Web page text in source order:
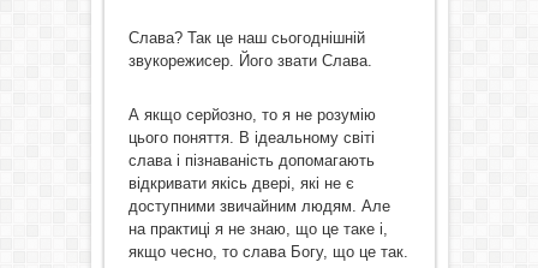
Слава? Так це наш сьогоднішній
звукорежисер. Його звати Слава.
А якщо серйозно, то я не розумію
цього поняття. В ідеальному світі
слава і пізнаваність допомагають
відкривати якісь двері, які не є
доступними звичайним людям. Але
на практиці я не знаю, що це таке і,
якщо чесно, то слава Богу, що це так.